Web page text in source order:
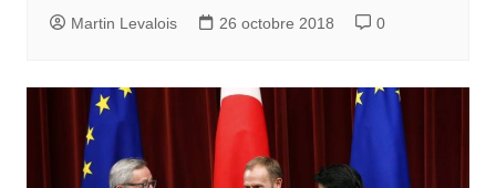
Martin Levalois 26 octobre 2018 0